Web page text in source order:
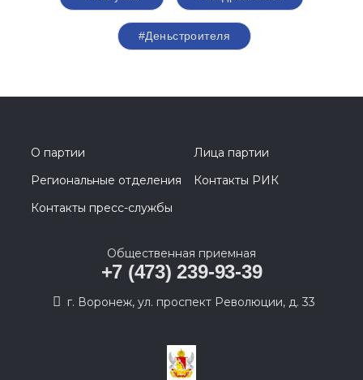
#Деньстроителя
О партии
Лица партии
Региональные отделения
Контакты РИК
Контакты пресс-службы
Общественная приемная
+7 (473) 239-93-39
г. Воронеж, ул. проспект Революции, д. 33